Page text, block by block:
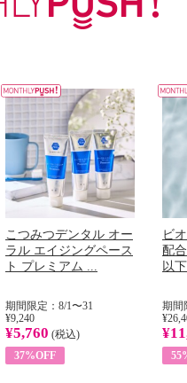
こつみつデンタル オー
ラル エイジングペース
ト プレミアム ...
期間限定：8/1〜31
¥9,240
¥5,760 (税込)
37%OFF
ビ
配
以
期間